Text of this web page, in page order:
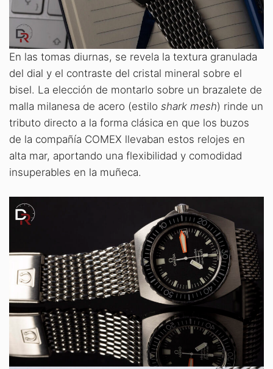
En las tomas diurnas, se revela la textura granulada
del dial y el contraste del cristal mineral sobre el
bisel. La elección de montarlo sobre un brazalete de
malla milanesa de acero (estilo shark mesh) rinde un
tributo directo a la forma clásica en que los buzos
de la compañía COMEX llevaban estos relojes en
alta mar, aportando una flexibilidad y comodidad
insuperables en la muñeca.